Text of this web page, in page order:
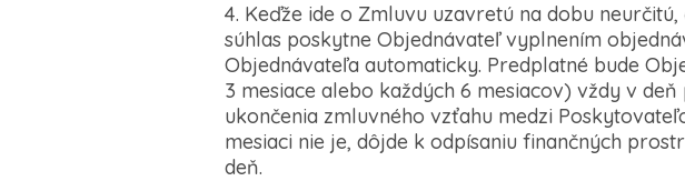
4. Keďže ide o Zmluvu uzavretú na dobu
súhlas poskytne Objednávateľ vyplnením
Objednávateľa automaticky. Predplatné bude
3 mesiace alebo každých 6 mesiacov) vždy v
ukončenia zmluvného vzťahu medzi
mesiaci nie je, dôjde k odpísaniu finančných
deň.